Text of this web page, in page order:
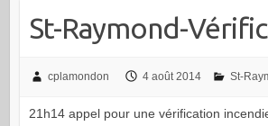
St-Raymond-
cplamondon 4 août 2014 St-
21h14 appel pour une vérification